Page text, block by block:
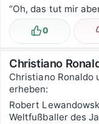
“Oh, das tut mir
Lustig
0
Christiano
Christiano Ronaldo
erheben:
Robert
Weltfußballer des